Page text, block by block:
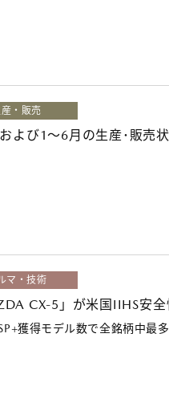
産・販売
よび1～6月の生産･販売
マ・技術
CX-5」が米国IIHS安
獲得モデル数で全銘柄中最